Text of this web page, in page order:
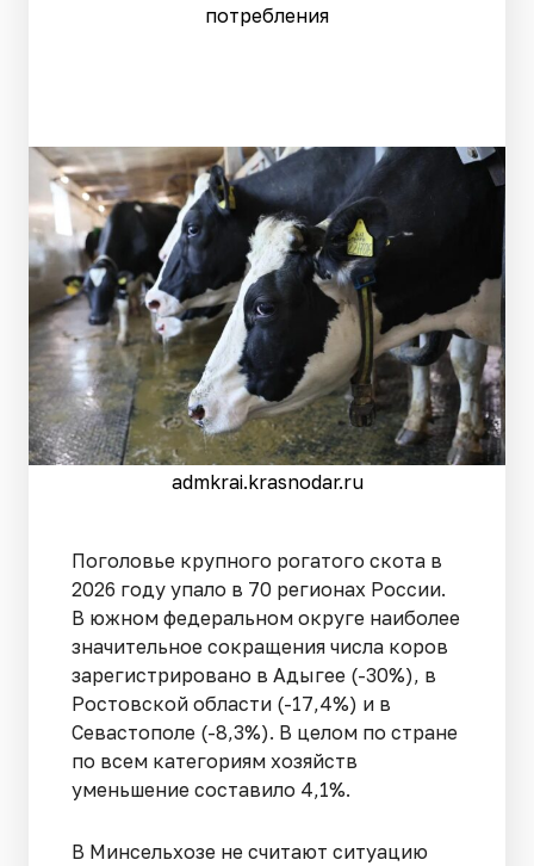
потребления
admkrai.krasnodar.ru
Поголовье крупного рогатого скота в
2026 году упало в 70 регионах России.
В южном федеральном округе наиболее
значительное сокращения числа коров
зарегистрировано в Адыгее (-30%), в
Ростовской области (-17,4%) и в
Севастополе (-8,3%). В целом по стране
по всем категориям хозяйств
уменьшение составило 4,1%.
В Минсельхозе не считают ситуацию